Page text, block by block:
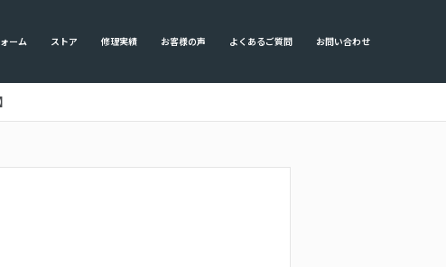
ーム ストア 修理実績 お客様の声 よくあるご質問 お問い合わせ